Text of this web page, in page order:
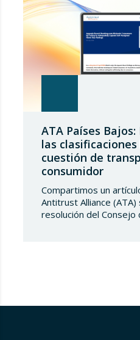
ATA Países
las
cuestión de
consumidor
Compartimos un
Antitrust Alliance
resolución del Consejo